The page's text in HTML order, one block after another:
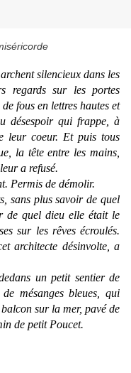
silencieux dans les
regards sur les portes
fous en lettres hautes et
désespoir qui frappe, à
leur coeur. Et puis tous
la tête entre les mains,
a refusé.
Permis de démolir.
sans plus savoir de quel
de quel dieu elle était le
sur les rêves écroulés.
architecte désinvolte, a
un petit sentier de
mésanges bleues, qui
sur la mer, pavé de
de petit Poucet.